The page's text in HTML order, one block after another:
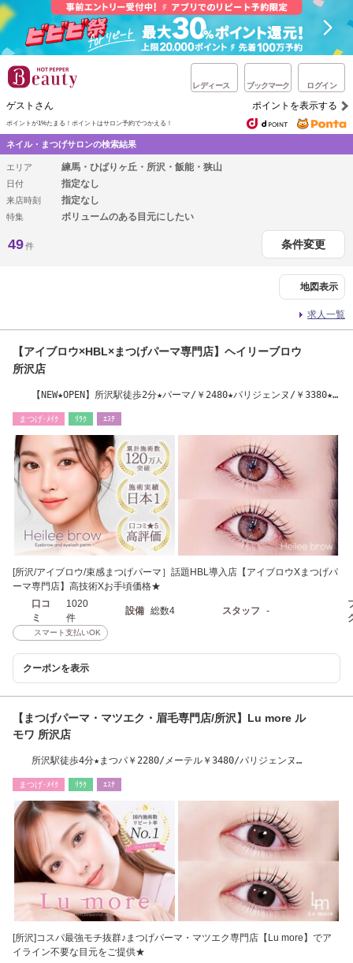
レディース ブックマーク ログイン
ゲストさん ポイントを表示する
ポイントが1%たまる！ ポイントはサロン予約でつかえる！
ネイル・まつげサロンの検索結果
エリア 練馬・ひばりヶ丘・所沢・飯能・狭山
日付 指定なし
来店時刻 指定なし
特集 ボリュームのある目元にしたい
49件 条件変更
地図表示
求人一覧
【アイブロウ×HBL×まつげパーマ専門店】ヘイリーブロウ
所沢店
【NEW★OPEN】所沢駅徒歩2分★パーマ/￥2480★パリジェンヌ/￥3380★
まつげ･ﾒｲｸ ﾘﾗｸ ｴｽﾃ
[所沢/アイブロウ/束感まつげパーマ］話題HBL導入店【アイブロウXまつげパ
ーマ専門店】高技術Xお手頃価格★
口コ
ミ
1020
件
設備 総数4 スタッフ -
スマート支払いOK
クーポンを表示
【まつげパーマ・マツエク・眉毛専門店/所沢】Lu more ル
モワ 所沢店
所沢駅徒歩4分★まつパ￥2280/メーテル￥3480/パリジェンヌ
まつげ･ﾒｲｸ ﾘﾗｸ ｴｽﾃ
[所沢]コスパ最強モチ抜群♪まつげパーマ・マツエク専門店【Lu more】でア
イライン不要な目元をご提供★